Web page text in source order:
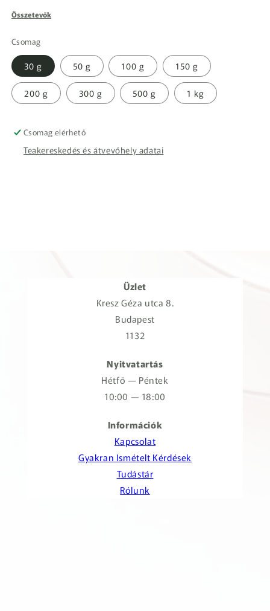
Összetevők
Csomag
30 g 50 g 100 g 150 g
200 g 300 g 500 g 1 kg
Csomag elérhető
Teakereskedés és átvevőhely adatai
Üzlet
Kresz Géza utca 8.
Budapest
1132
Nyitvatartás
Hétfő — Péntek
10:00 — 18:00
Információk
Kapcsolat
Gyakran Ismételt Kérdések
Tudástár
Rólunk